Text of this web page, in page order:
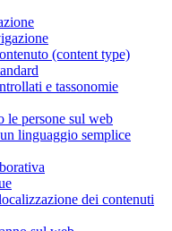
(content type)
e tassonomie
le persone sul web
linguaggio semplice
dei contenuti